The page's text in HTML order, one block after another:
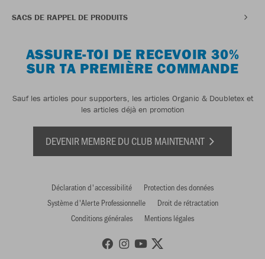
SACS DE RAPPEL DE PRODUITS
ASSURE-TOI DE RECEVOIR 30%
SUR TA PREMIÈRE COMMANDE
Sauf les articles pour supporters, les articles Organic & Doubletex et
les articles déjà en promotion
DEVENIR MEMBRE DU CLUB MAINTENANT
Déclaration d'accessibilité
Protection des données
Système d'Alerte Professionnelle
Droit de rétractation
Conditions générales
Mentions légales